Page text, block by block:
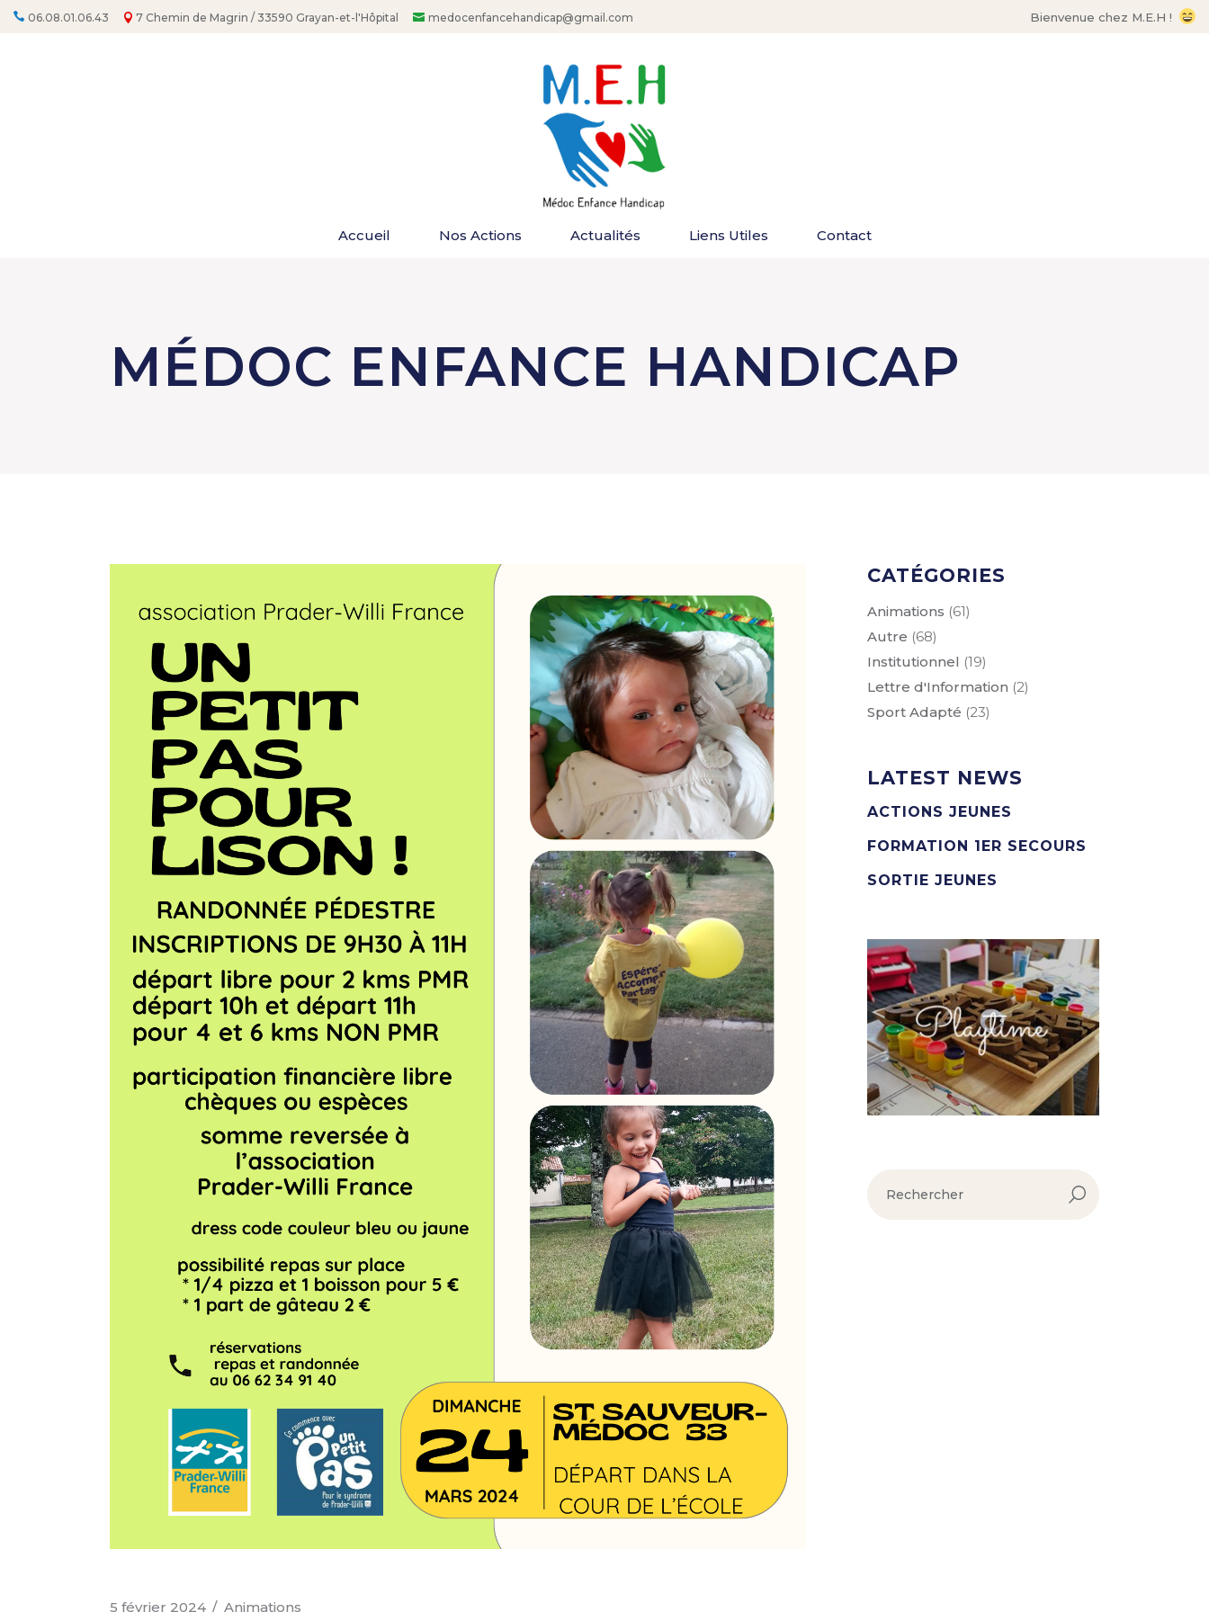
au 06.08.01.06.43 7 Chemin de Magrin / 33590 Grayan-et-l'Hôpital medocenfancehandicap@gmail.com Bienvenue chez M.E.H !
Accueil Nos Actions Actualités Liens Utiles Contact
MÉDOC ENFANCE HANDICAP
5 février 2024 Animations
CATÉGORIES
Animations (61)
Autre (68)
Institutionnel (19)
Lettre d'Information (2)
Sport Adapté (23)
LATEST NEWS
ACTIONS JEUNES
FORMATION 1ER SECOURS
SORTIE JEUNES